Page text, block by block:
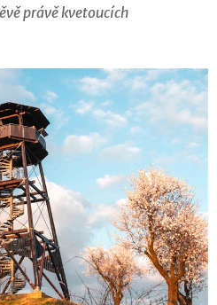
právě kvetoucích